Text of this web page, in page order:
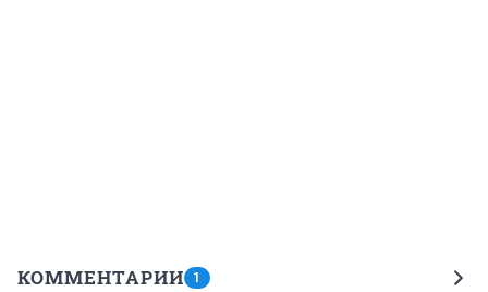
КОММЕНТАРИИ 1